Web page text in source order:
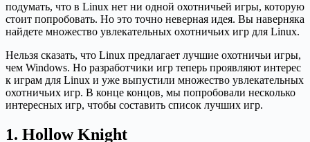
подумать, что в Linux нет ни одной охотничьей игры, которую
стоит попробовать. Но это точно неверная идея. Вы наверняка
найдете множество увлекательных охотничьих игр для Linux.
Нельзя сказать, что Linux предлагает лучшие охотничьи игры,
чем Windows. Но разработчики игр теперь проявляют интерес
к играм для Linux и уже выпустили множество увлекательных
охотничьих игр. В конце концов, мы попробовали несколько
интересных игр, чтобы составить список лучших игр.
1. Hollow Knight